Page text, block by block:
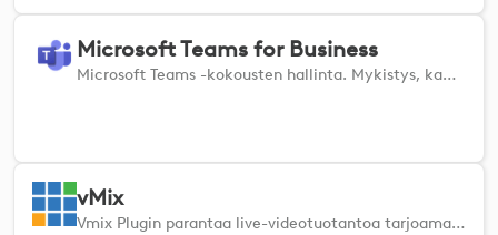
Microsoft Teams for Business
Microsoft Teams -kokousten hallinta. Mykistys, kameran vaihtaminen, taustan sumentaminen, reaktiot ja paljon muuta!
vMix
Vmix Plugin parantaa live-videotuotantoa tarjoamalla suoran vMixin ominaisuuksien hallinnan Logi-laitteistasi.